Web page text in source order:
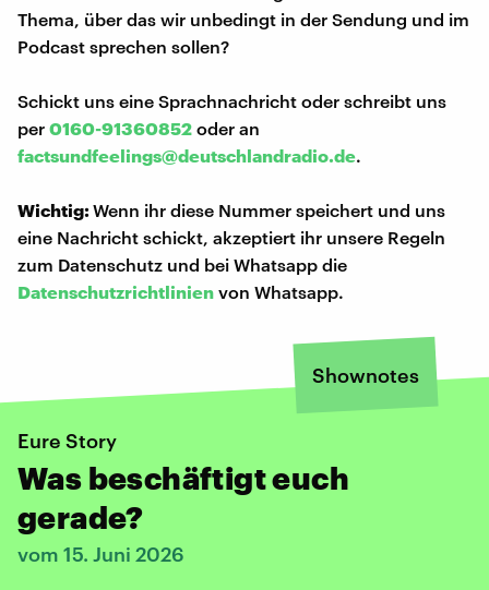
Thema, über das wir unbedingt in der Sendung und im
Podcast sprechen sollen?
Schickt uns eine Sprachnachricht oder schreibt uns
per 0160-91360852 oder an
factsundfeelings@deutschlandradio.de.
Wichtig:Wenn ihr diese Nummer speichert und uns
eine Nachricht schickt, akzeptiert ihr unsere Regeln
zum Datenschutz und bei Whatsapp die
Datenschutzrichtlinien von Whatsapp.
Shownotes
Eure Story
Was beschäftigt euch
gerade?
vom 15. Juni 2026